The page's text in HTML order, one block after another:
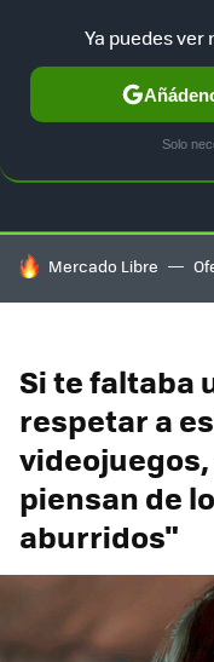
HOY SE HABLA DE
Mercado Libre
Si te faltaba
respetar a
piensan de
aburridos"
Ya puedes ver
Solo